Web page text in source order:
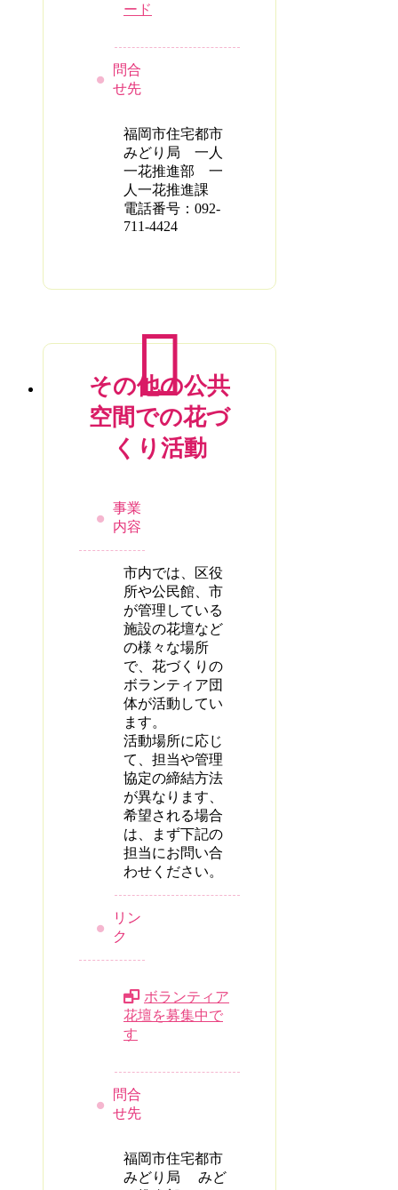
ード
問合
せ先
福岡市住宅都市
みどり局 一人
一花推進部 一
人一花推進課
電話番号：092-
711-4424
その他の公共
空間での花づ
くり活動
事業
内容
市内では、区役
所や公民館、市
が管理している
施設の花壇など
の様々な場所
で、花づくりの
ボランティア団
体が活動してい
ます。
活動場所に応じ
て、担当や管理
協定の締結方法
が異なります、
希望される場合
は、まず下記の
担当にお問い合
わせください。
リン
ク
ボランティア
花壇を募集中で
す
問合
せ先
福岡市住宅都市
みどり局 みど